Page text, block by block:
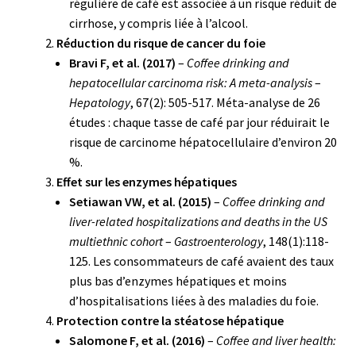
cirrhose, y compris liée à l’alcool.
Réduction du risque de cancer du foie
Bravi F, et al. (2017) – Coffee drinking and
hepatocellular carcinoma risk: A meta-analysis–
Hepatology, 67(2): 505-517. Méta-analyse de 26
études : chaque tasse de café par jour réduirait le
risque de carcinome hépatocellulaire d’environ 20
%.
Effet sur les enzymes hépatiques
Setiawan VW, et al. (2015) – Coffee drinking and
liver-related hospitalizations and deaths in the US
multiethnic cohort– Gastroenterology, 148(1):118-
125. Les consommateurs de café avaient des taux
plus bas d’enzymes hépatiques et moins
d’hospitalisations liées à des maladies du foie.
Protection contre la stéatose hépatique
Salomone F, et al. (2016) – Coffee and liver health: